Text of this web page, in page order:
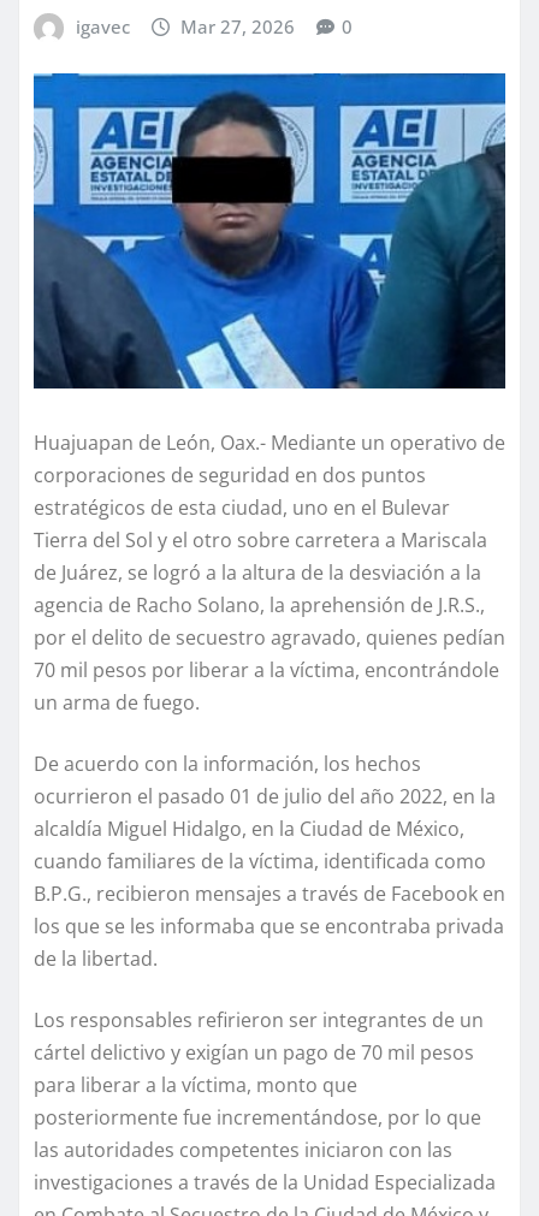
igavec Mar 27, 2026 0
Huajuapan de León, Oax.- Mediante un operativo de
corporaciones de seguridad en dos puntos
estratégicos de esta ciudad, uno en el Bulevar
Tierra del Sol y el otro sobre carretera a Mariscala
de Juárez, se logró a la altura de la desviación a la
agencia de Racho Solano, la aprehensión de J.R.S.,
por el delito de secuestro agravado, quienes pedían
70 mil pesos por liberar a la víctima, encontrándole
un arma de fuego.
De acuerdo con la información, los hechos
ocurrieron el pasado 01 de julio del año 2022, en la
alcaldía Miguel Hidalgo, en la Ciudad de México,
cuando familiares de la víctima, identificada como
B.P.G., recibieron mensajes a través de Facebook en
los que se les informaba que se encontraba privada
de la libertad.
Los responsables refirieron ser integrantes de un
cártel delictivo y exigían un pago de 70 mil pesos
para liberar a la víctima, monto que
posteriormente fue incrementándose, por lo que
las autoridades competentes iniciaron con las
investigaciones a través de la Unidad Especializada